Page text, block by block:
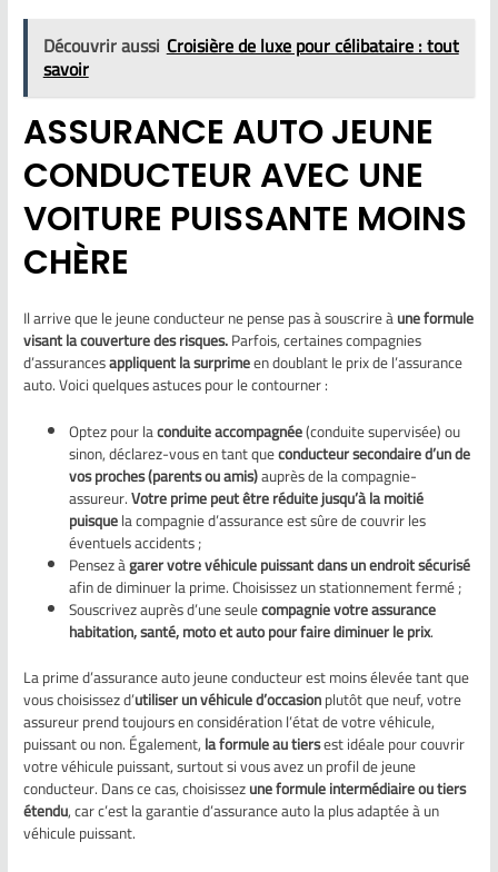
Découvrir aussi Croisière de luxe pour célibataire : tout
savoir
ASSURANCE AUTO JEUNE
CONDUCTEUR AVEC UNE
VOITURE PUISSANTE MOINS
CHÈRE
Il arrive que le jeune conducteur ne pense pas à souscrire àune formule
visant la couverture des risques.Parfois, certaines compagnies
d’assurancesappliquent la surprimeen doublant le prix de l’assurance
auto. Voici quelques astuces pour le contourner :
Optez pour laconduite accompagnée(conduite supervisée) ou
sinon, déclarez-vous en tant queconducteur secondaire d’un de
vos proches (parents ou amis)auprès de la compagnie-
assureur.Votre prime peut être réduite jusqu’à la moitié
puisquela compagnie d’assurance est sûre de couvrir les
éventuels accidents ;
Pensez àgarer votre véhicule puissant dans un endroit sécurisé
afin de diminuer la prime. Choisissez un stationnement fermé ;
Souscrivez auprès d’une seulecompagnie votre assurance
habitation, santé, moto et auto pour faire diminuer le prix.
La prime d’assurance auto jeune conducteur est moins élevée tant que
vous choisissez d’utiliser un véhicule d’occasionplutôt que neuf, votre
assureur prend toujours en considération l’état de votre véhicule,
puissant ou non. Également,la formule au tiersest idéale pour couvrir
votre véhicule puissant, surtout si vous avez un profil de jeune
conducteur. Dans ce cas, choisissezune formule intermédiaire ou tiers
étendu, car c’est la garantie d’assurance auto la plus adaptée à un
véhicule puissant.